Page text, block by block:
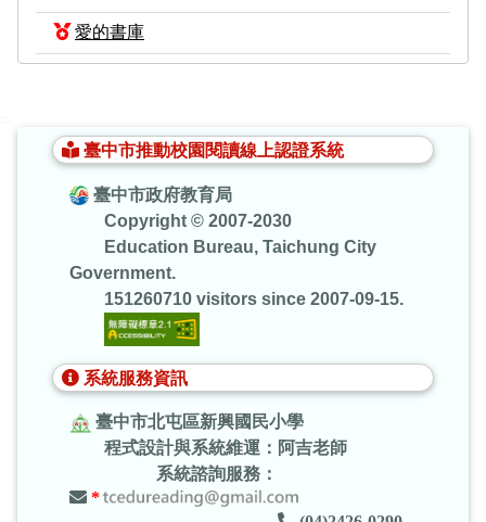
愛的書庫
臺中市推動校園閱讀線上認證系統
臺中市政府教育局
Copyright © 2007-2030
Education Bureau, Taichung City
Government.
151260710 visitors since 2007-09-15.
系統服務資訊
臺中市北屯區新興國民小學
程式設計與系統維運：阿吉老師
系統諮詢服務：
*